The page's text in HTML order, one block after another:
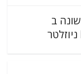
ב